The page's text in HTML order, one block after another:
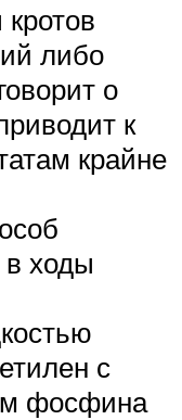
либо
о
к
крайне
в ходы
с
фосфина